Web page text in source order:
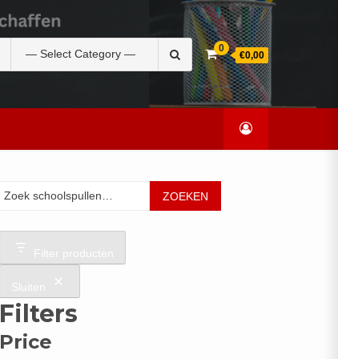
naar:
0
€0,00
ZOEKEN
Filter producten
Sluiten
Filters
Price